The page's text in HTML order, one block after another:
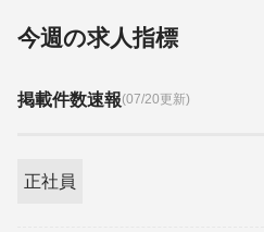
今週の求人指標
掲載件数速報(07/20更新)
正社員